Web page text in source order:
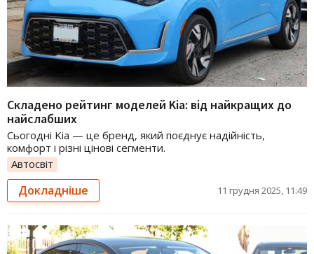
Складено рейтинг моделей Kia: від найкращих до
найслабших
Сьогодні Kia — це бренд, який поєднує надійність,
комфорт і різні цінові сегменти.
Автосвіт
Докладніше 11 грудня 2025, 11:49